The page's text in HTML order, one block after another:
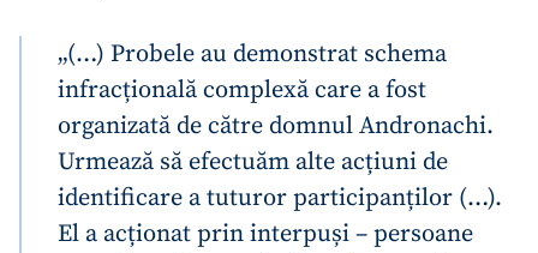
„(…) Probele au demonstrat schema
infracțională complexă care a fost
organizată de către domnul Andronachi.
Urmează să efectuăm alte acțiuni de
identificare a tuturor participanților (…).
El a acționat prin interpuși – persoane